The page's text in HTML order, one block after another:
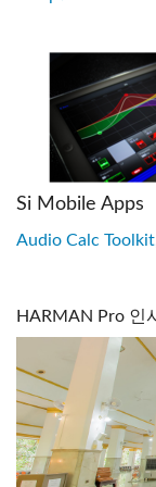
Si Mobile Apps
Audio Calc
HARMAN Pro 인